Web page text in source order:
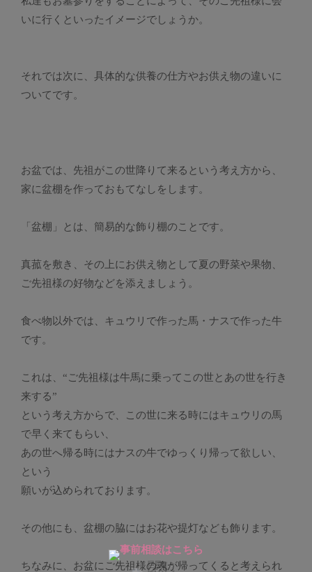
いに行くといったイメージでしょうか。
それでは次に、具体的な供養の仕方やお供え物の違いに
ついてです。
お盆では、先祖がこの世降りて来るという考え方から、
家に盆棚を作っておもてなしをします。
「盆棚」とは、簡易的な飾り棚のことです。
真菰を敷き、その上にお供え物として夏の野菜や果物、
ご先祖様の好物などを添えましょう。
食べ物以外では、キュウリで作った馬・ナスで作った牛
です。
これは、“ご先祖様は牛馬に乗ってこの世とあの世を行き
来する”
という考え方からで、この世に来る時にはキュウリの馬
で早く来てもらい、
あの世へ帰る時にはナスの牛でゆっくり帰って欲しい、
という
願いが込められております。
その他にも、盆棚の脇にはお花や提灯なども飾ります。
ちなみに、お盆にご先祖様の魂が帰ってくると考えられ